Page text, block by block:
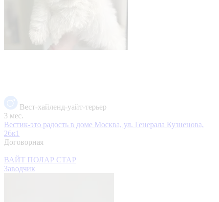
Вест-хайленд-уайт-терьер
3 мес.
Вестик-это радость в доме Москва, ул. Генерала Кузнецова,
26к1
Договорная
ВАЙТ ПОЛАР СТАР
Заводчик